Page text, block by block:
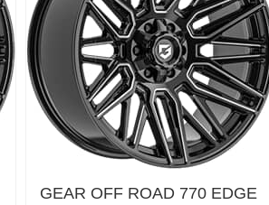
GEAR OFF ROAD 770 EDGE